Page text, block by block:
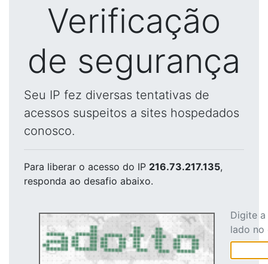
Verificação
de segurança
Seu IP fez diversas tentativas de
acessos suspeitos a sites hospedados
conosco.
Para liberar o acesso do IP 216.73.217.135,
responda ao desafio abaixo.
Digite
lado no